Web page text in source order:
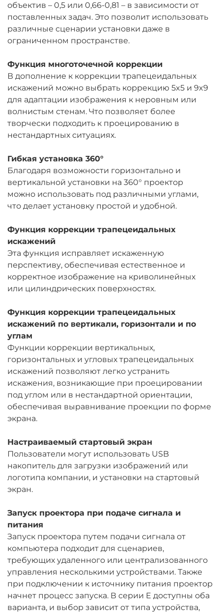
объектив – 0,5 или 0,66-0,81 – в зависимости от
поставленных задач. Это позволит использовать
различные сценарии установки даже в
ограниченном пространстве.
Функция многоточечной коррекции
В дополнение к коррекции трапецеидальных
искажений можно выбрать коррекцию 5x5 и 9x9
для адаптации изображения к неровным или
волнистым стенам. Что позволяет более
творчески подходить к проецированию в
нестандартных ситуациях.
Гибкая установка 360°
Благодаря возможности горизонтально и
вертикальной установки на 360° проектор
можно использовать под различными углами,
что делает установку простой и удобной.
Функция коррекции трапецеидальных
искажений
Эта функция исправляет искаженную
перспективу, обеспечивая естественное и
корректное изображение на криволинейных
или цилиндрических поверхностях.
Функция коррекции трапецеидальных
искажений по вертикали, горизонтали и по
углам
Функции коррекции вертикальных,
горизонтальных и угловых трапецеидальных
искажений позволяют легко устранить
искажения, возникающие при проецировании
под углом или в нестандартной ориентации,
обеспечивая выравнивание проекции по форме
экрана.
Настраиваемый стартовый экран
Пользователи могут использовать USB
накопитель для загрузки изображений или
логотипа компании, и установки на стартовый
экран.
Запуск проектора при подаче сигнала и
питания
Запуск проектора путем подачи сигнала от
компьютера подходит для сценариев,
требующих удаленного или централизованного
управления несколькими устройствами. Также
при подключении к источнику питания проектор
начнет процесс запуска. В серии E доступны оба
варианта, и выбор зависит от типа устройства,